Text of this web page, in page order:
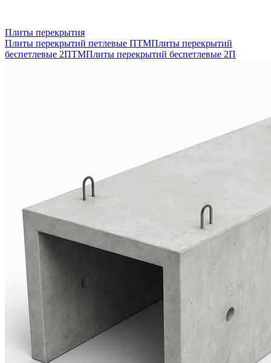
Плиты перекрытия
Плиты перекрытий петлевые ПТМПлиты перекрытий
беспетлевые 2ПТМПлиты перекрытий беспетлевые 2П